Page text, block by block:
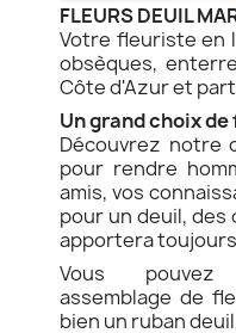
FLEURS DEUIL
Votre fleuriste en
obsèques,
Côte d'Azur et
Un grand choix
Découvrez notre
pour rendre
amis, vos
pour un deuil, des
apportera
Vous pouvez
assemblage de
bien un ruban